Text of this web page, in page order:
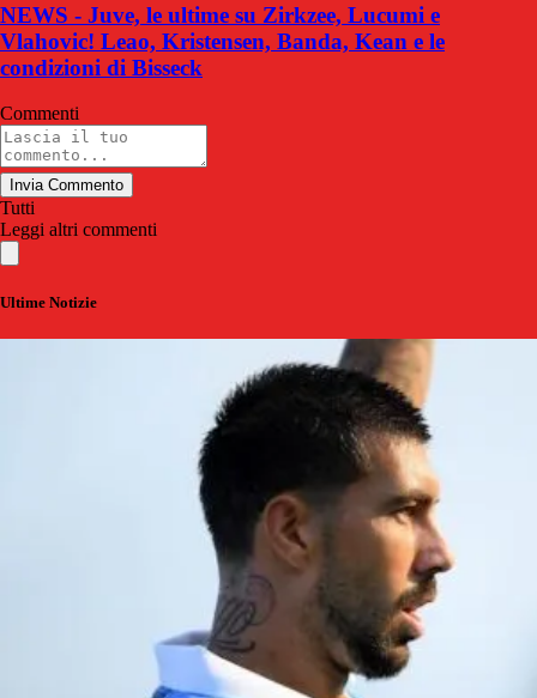
NEWS - Juve, le ultime su Zirkzee, Lucumi e
Vlahovic! Leao, Kristensen, Banda, Kean e le
condizioni di Bisseck
Commenti
Invia Commento
Tutti
Leggi altri commenti
Ultime Notizie